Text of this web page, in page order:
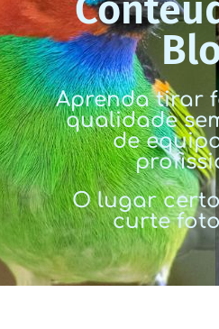
Aprenda tirar
qualidade
de
O lugar
curte